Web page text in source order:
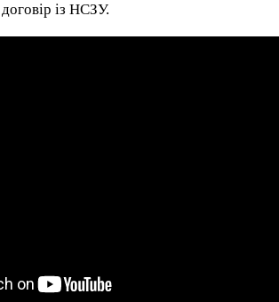
договір із НСЗУ.